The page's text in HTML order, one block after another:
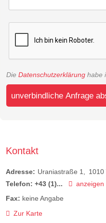
Die Datenschutzerklärung habe
unverbindliche Anfrage
Kontakt
Adresse: Uraniastraße 1 1010
Telefon: +43 (1)...
anzeigen
Fax: keine Angabe
Zur Karte